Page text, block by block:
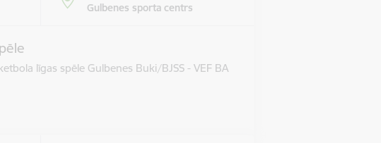
Gulbenes sporta centrs
līgas spēle Gulbenes Buki/BJSS - VEF BA